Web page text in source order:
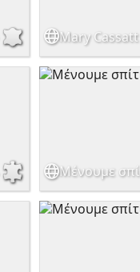
Mary Cassatt